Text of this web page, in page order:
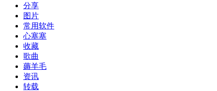
分享
图片
常用软件
心塞塞
收藏
歌曲
薅羊毛
资讯
转载